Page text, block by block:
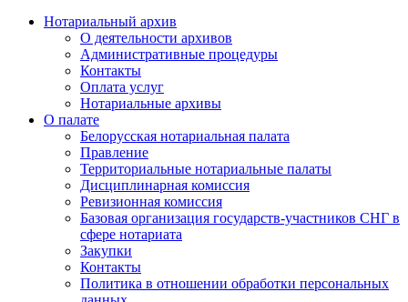
Нотариальный архив
О деятельности архивов
Административные процедуры
Контакты
Оплата услуг
Нотариальные архивы
О палате
Белорусская нотариальная палата
Правление
Территориальные нотариальные палаты
Дисциплинарная комиссия
Ревизионная комиссия
Базовая организация государств-участников СНГ в
сфере нотариата
Закупки
Контакты
Политика в отношении обработки персональных